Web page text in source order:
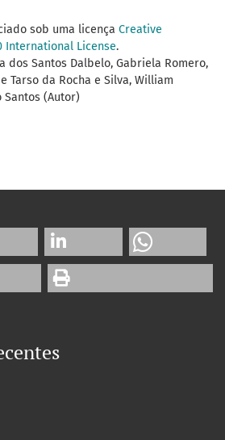
sob uma licença Creative
International License.
dos Santos Dalbelo, Gabriela Romero,
Tarso da Rocha e Silva, William
Santos (Autor)